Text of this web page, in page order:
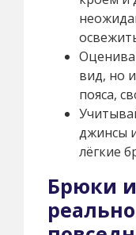
вид, но
пояса,
джинсы
лёгкие
Брюки